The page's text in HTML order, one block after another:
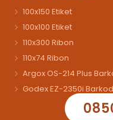
100x150 Etiket
100x100 Etiket
110x300 Ribon
110x74 Ribon
Argox OS-214 Plus
Godex EZ-2350i Barkod